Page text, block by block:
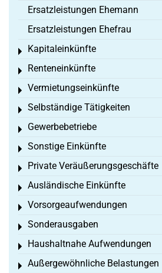
Ersatzleistungen Ehemann
Ersatzleistungen Ehefrau
Kapitaleinkünfte
Toggle menu
Renteneinkünfte
Toggle menu
Vermietungseinkünfte
Toggle menu
Selbständige Tätigkeiten
Toggle menu
Gewerbebetriebe
Toggle menu
Sonstige Einkünfte
Toggle menu
Private Veräußerungsgeschäfte
Toggle menu
Ausländische Einkünfte
Toggle menu
Vorsorgeaufwendungen
Toggle menu
Sonderausgaben
Toggle menu
Haushaltnahe Aufwendungen
Toggle menu
Außergewöhnliche Belastungen
Toggle menu